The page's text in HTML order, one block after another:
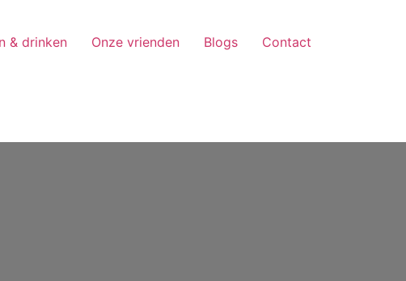
& drinken Onze vrienden Blogs Contact